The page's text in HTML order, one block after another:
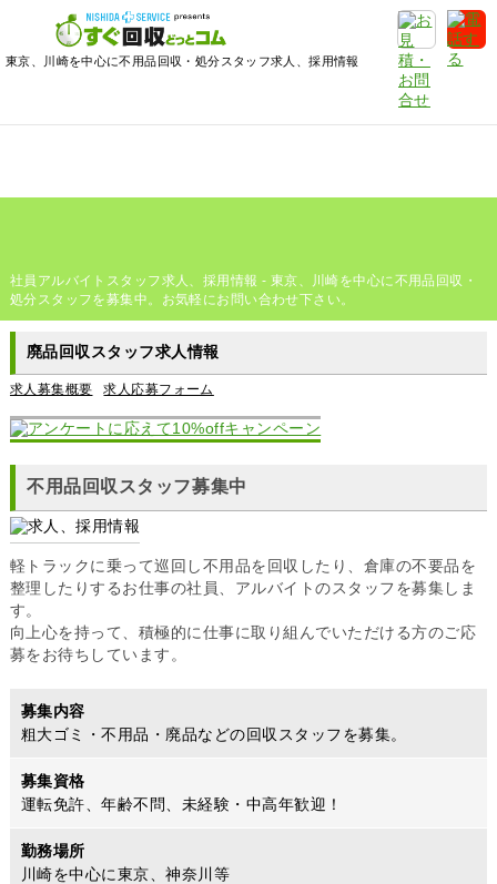
東京、川崎を中心に不用品回収・処分スタッフ求人、採用情報
社員アルバイトスタッフ求人、採用情報 - 東京、川崎を中心に不用品回収・
処分スタッフを募集中。お気軽にお問い合わせ下さい。
廃品回収スタッフ求人情報
求人募集概要 求人応募フォーム
不用品回収スタッフ募集中
軽トラックに乗って巡回し不用品を回収したり、倉庫の不要品を
整理したりするお仕事の社員、アルバイトのスタッフを募集しま
す。
向上心を持って、積極的に仕事に取り組んでいただける方のご応
募をお待ちしています。
募集内容
粗大ゴミ・不用品・廃品などの回収スタッフを募集。
募集資格
運転免許、年齢不問、未経験・中高年歓迎！
勤務場所
川崎を中心に東京、神奈川等